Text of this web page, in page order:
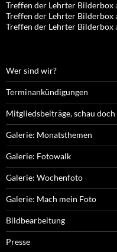
Treffen der Lehrter Bilderbox
Treffen der Lehrter Bilderbox
Treffen der Lehrter Bilderbox
Wer sind wir?
Terminankündigungen
Mitgliedsbeiträge, schau
Galerie: Monatsthemen
Galerie: Fotowalk
Galerie: Wochenfoto
Galerie: Mach mein Foto
Bildbearbeitung
Presse